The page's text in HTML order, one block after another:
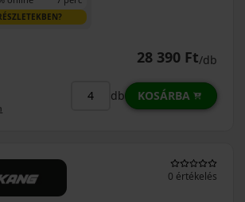
28 390 Ft/db
db KOSÁRBA
0 értékelés